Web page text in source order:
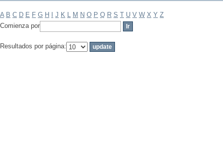
A B C D E F G H J K L M N O P Q R S T U V W X Y Z
Comienza por
Resultados por página: